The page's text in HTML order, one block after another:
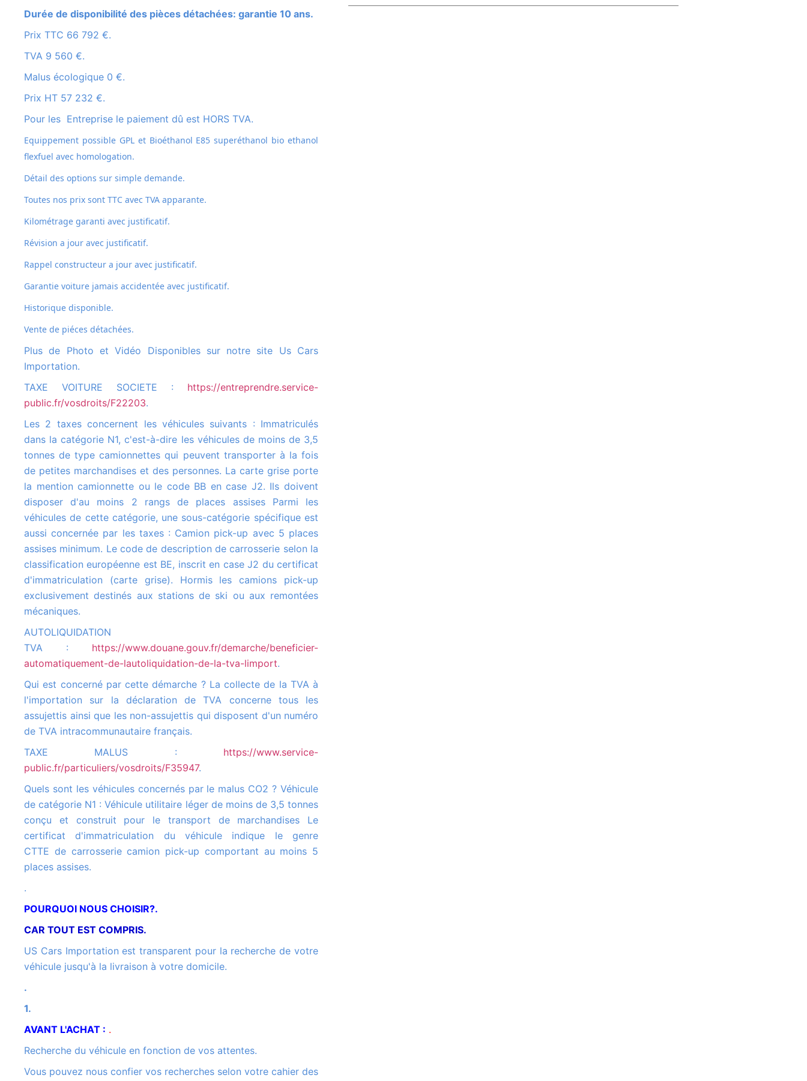
Durée de disponibilité des pièces détachées: garantie 10 ans.
Prix TTC 66 792 €.
TVA 9 560 €.
Malus écologique 0 €.
Prix HT 57 232 €.
Pour les Entreprise le paiement dû est HORS TVA.
Equippement possible GPL et Bioéthanol E85 superéthanol bio ethanol
flexfuel avec homologation.
Détail des options sur simple demande.
Toutes nos prix sont TTC avec TVA apparante.
Kilométrage garanti avec justificatif.
Révision a jour avec justificatif.
Rappel constructeur a jour avec justificatif.
Garantie voiture jamais accidentée avec justificatif.
Historique disponible.
Vente de piéces détachées.
Plus de Photo et Vidéo Disponibles sur notre site Us Cars
Importation.
TAXE VOITURE SOCIETE : https://entreprendre.service-
public.fr/vosdroits/F22203.
Les 2 taxes concernent les véhicules suivants : Immatriculés
dans la catégorie N1, c'est-à-dire les véhicules de moins de 3,5
tonnes de type camionnettes qui peuvent transporter à la fois
de petites marchandises et des personnes. La carte grise porte
la mention camionnette ou le code BB en case J2. Ils doivent
disposer d'au moins 2 rangs de places assises Parmi les
véhicules de cette catégorie, une sous-catégorie spécifique est
aussi concernée par les taxes : Camion pick-up avec 5 places
assises minimum. Le code de description de carrosserie selon la
classification européenne est BE, inscrit en case J2 du certificat
d'immatriculation (carte grise). Hormis les camions pick-up
exclusivement destinés aux stations de ski ou aux remontées
mécaniques.
AUTOLIQUIDATION
TVA : https://www.douane.gouv.fr/demarche/beneficier-
automatiquement-de-lautoliquidation-de-la-tva-limport.
Qui est concerné par cette démarche ? La collecte de la TVA à
l'importation sur la déclaration de TVA concerne tous les
assujettis ainsi que les non-assujettis qui disposent d'un numéro
de TVA intracommunautaire français.
TAXE MALUS : https://www.service-
public.fr/particuliers/vosdroits/F35947.
Quels sont les véhicules concernés par le malus CO2 ? Véhicule
de catégorie N1 : Véhicule utilitaire léger de moins de 3,5 tonnes
conçu et construit pour le transport de marchandises Le
certificat d'immatriculation du véhicule indique le genre
CTTE de carrosserie camion pick-up comportant au moins 5
places assises.
.
POURQUOI NOUS CHOISIR?.
CAR TOUT EST COMPRIS.
US Cars Importation est transparent pour la recherche de votre
véhicule jusqu'à la livraison à votre domicile.
.
1.
AVANT L'ACHAT : .
Recherche du véhicule en fonction de vos attentes.
Vous pouvez nous confier vos recherches selon votre cahier des